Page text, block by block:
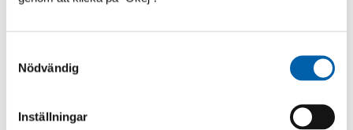
Nödvändig
Inställningar